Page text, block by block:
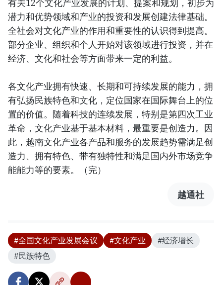
有关12个文化产业发展的计划、提案和规划，初步为
潜力和优势领域和产业的投资和发展创建法律基础。
全社会对文化产业的作用和重要性的认识得到提高。
部分企业、组织和个人开始对该领域进行投资，并在
经济、文化和社会等方面带来一定的利益。
各文化产业拥有快速、长期和可持续发展的能力，拥
有弘扬民族特色和文化，定位国家在国际舞台上的位
置的价值。随着科技的连续发展，特别是第四次工业
革命，文化产业基于基本材料，最重要是创造力。因
此，越南文化产业各产品和服务的发展趋势需满足创
造力、拥有特色、带有独特性和满足国内外市场竞争
能能力等的要素。（完）
越通社
#全国文化产业发展会议 #文化产业
#经济增长
#民族特色